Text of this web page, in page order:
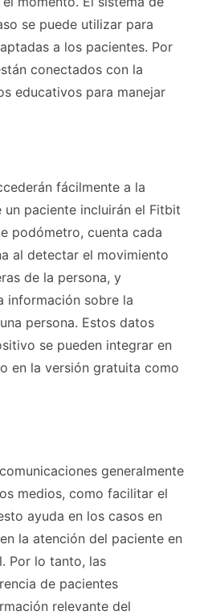
se puede utilizar para
a los pacientes. Por
conectados con la
educativos para manejar
fácilmente a la
paciente incluirán el Fitbit
podómetro, cuenta cada
al detectar el movimiento
de la persona, y
información sobre la
persona. Estos datos
se pueden integrar en
en la versión gratuita como
generalmente
medios, como facilitar el
ayuda en los casos en
la atención del paciente en
Por lo tanto, las
de pacientes
relevante del